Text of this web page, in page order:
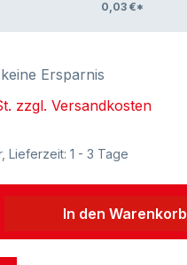
0,03 €*
keine Ersparnis
zzgl. Versandkosten
Lieferzeit: 1 - 3 Tage
In den Warenkorb